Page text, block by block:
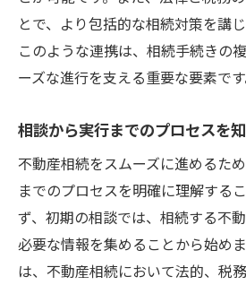
とで、より包括的な相続対策を講
このような連携は、相続手続きの
ーズな進行を支える重要な要素です
相談から実行までのプロセスを
不動産相続をスムーズに進めるた
までのプロセスを明確に理解する
ず、初期の相談では、相続する不
必要な情報を集めることから始め
は、不動産相続において法的、税